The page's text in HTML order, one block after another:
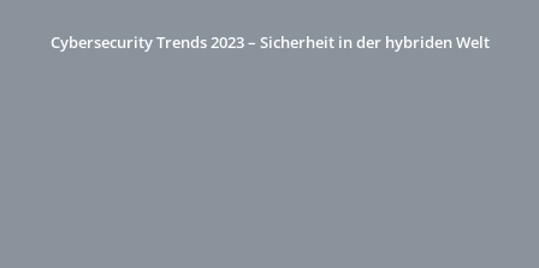
Cybersecurity Trends 2023 – Sicherheit in der hybriden Welt